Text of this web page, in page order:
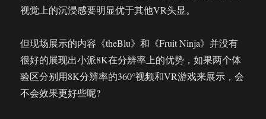
视觉上的沉浸感要明显优于其他VR头显。
但现场展示的内容《theBlu》和《Fruit Ninja》并没有
很好的展现出小派8K在分辨率上的优势，如果两个体
验区分别用8K分辨率的360°视频和VR游戏来展示，会
不会效果更好些呢?